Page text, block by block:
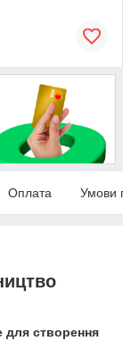
Оплата Умови
для створення